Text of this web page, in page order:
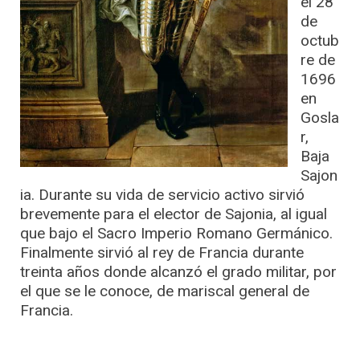
de
octub
re de
1696
en
Gosla
r,
Baja
Sajon
ia. Durante su vida de servicio activo sirvió
brevemente para el elector de Sajonia, al igual
que bajo el Sacro Imperio Romano Germánico.
Finalmente sirvió al rey de Francia durante
treinta años donde alcanzó el grado militar, por
el que se le conoce, de mariscal general de
Francia.